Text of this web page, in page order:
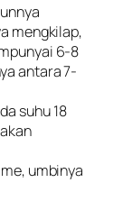
mengkilap,
6-8
antara 7-
suhu 18
umbinya